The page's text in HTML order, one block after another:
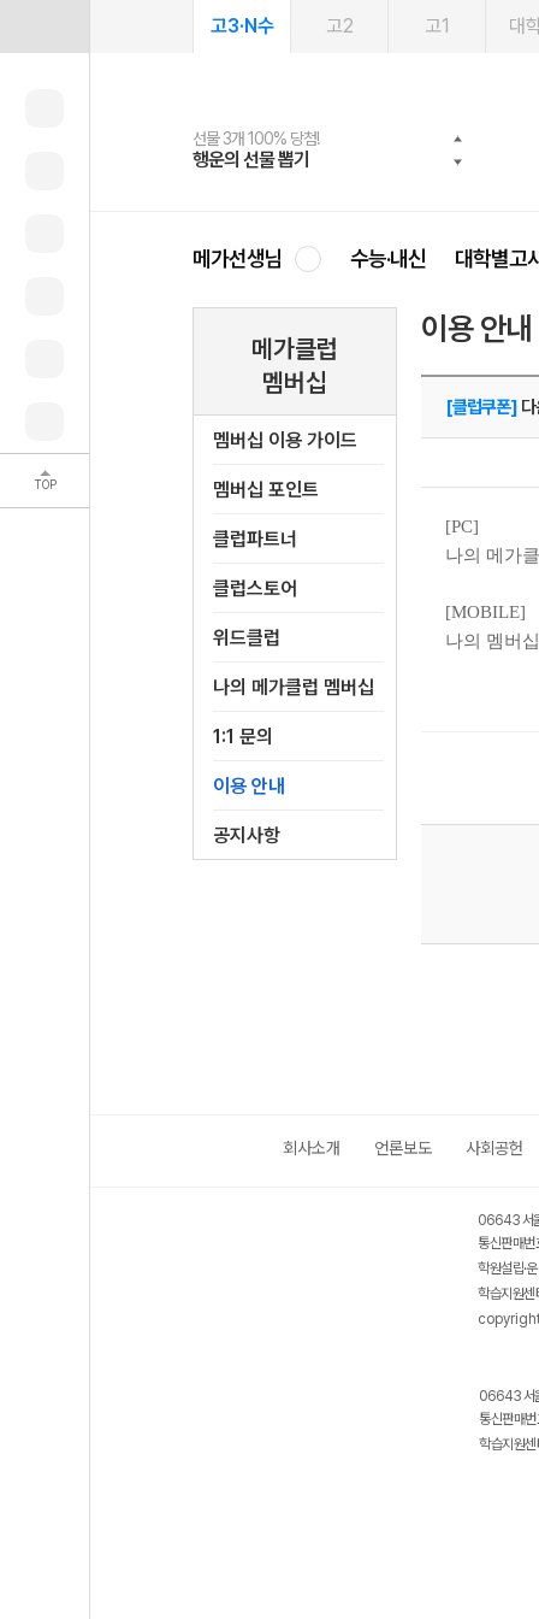
TOP
고3·N수 고2 고1 대
선물 3개 100% 당첨!
행운의 선물 뽑기
선물 100% 증정!
메가스터디 X 올리브
여름방학 스터디 캐시백
메가런 썸머스쿨
2027 러셀 단과
강사 공개선발
스마트러닝앱
설문 EVENT
메가패스
3일 무료 체험권
메가패스 수강생 무료혜택!
메가클럽 멤버십
사회공헌 캠페인
희망이룸 메가나눔
메가선생님 수능·내신 대학별고
메가클럽
멤버십
멤버십 이용 가이드
멤버십 포인트
클럽파트너
클럽스토어
위드클럽
나의 메가클럽 멤버십
1:1 문의
이용 안내
공지사항
이용 안내
[클럽쿠폰]
[PC]
나의 메가
[MOBILE]
나의 멤버
회사소개 언론보도 사회공헌
06643 서
통신판매
학원설립·
학습지원
06643 서
통신판매
학습지원